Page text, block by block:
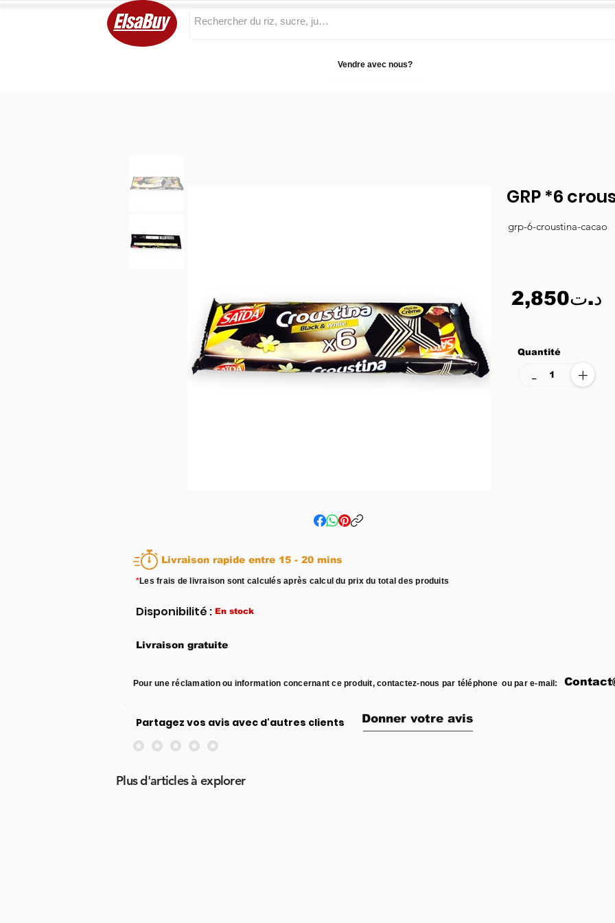
Vendre avec nous?
GRP *6
grp-6-croustina-cacao
2,850د.ت
Quantité
+
-
Livraison rapide entre 15 - 20 mins
*Les frais de livraison sont calculés après calcul du prix du total des produits
Disponibilité : En stock
Livraison gratuite
Pour une réclamation ou information concernant ce produit, contactez-nous par téléphone ou par e-mail:
Partagez vos avis avec d'autres clients Donner votre avis
Aucune note pour le moment
Plus d'articles à explorer